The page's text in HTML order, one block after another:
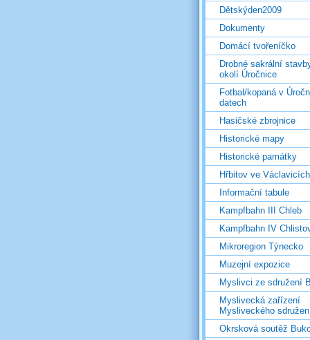
Dětskýden2009
Dokumenty
Domácí tvořeníčko
Drobné sakrální
okolí Úročnice
Fotbal/kopaná v
datech
Hasičské zbrojnice
Historické mapy
Historické památky
Hřbitov ve Václavicích
Informační tabule
Kampfbahn III Chleb
Kampfbahn IV
Mikroregion Týnecko
Muzejní expozice
Myslivci ze sdružení
Myslivecká zařízení
Mysliveckého
Okrsková soutěž